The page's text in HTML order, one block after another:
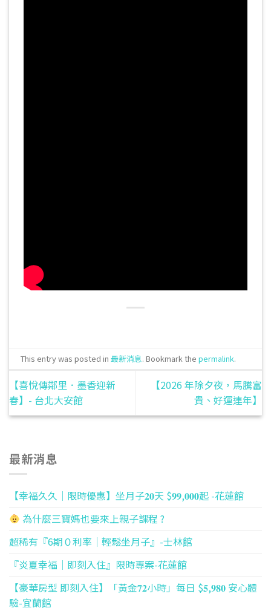
This entry was posted in最新消息. Bookmark thepermalink.
【喜悅傳鄰里．墨香迎新
春】- 台北大安館
【2026 年除夕夜，馬騰富
貴、好運連年】
最新消息
【幸福久久｜限時優惠】坐月子𝟐𝟎天 $𝟗𝟗,𝟎𝟎𝟎起 -花蓮館
為什麼三寶媽也要來上親子課程 ?
超稀有『6期０利率｜輕鬆坐月子』-士林館
『炎夏幸福｜即刻入住』限時專案-花蓮館
【豪華房型 即刻入住】「黃金𝟕𝟐小時」每日 $𝟓,𝟗𝟖𝟎 安心體
驗-宜蘭館